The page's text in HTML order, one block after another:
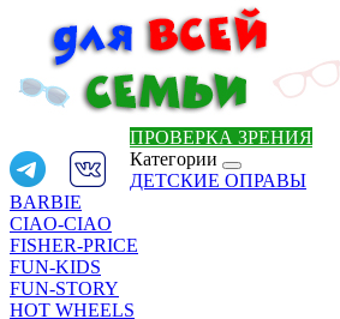
ПРОВЕРКА ЗРЕНИЯ
Категории
ДЕТСКИЕ ОПРАВЫ
BARBIE
CIAO-CIAO
FISHER-PRICE
FUN-KIDS
FUN-STORY
HOT WHEELS